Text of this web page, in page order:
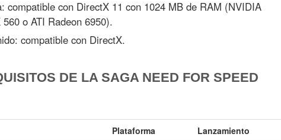
compatible con DirectX 11 con 1024 MB de RAM (NVIDIA
o ATI Radeon 6950).
compatible con DirectX.
DE LA SAGA NEED FOR SPEED
Plataforma
Lanzamiento